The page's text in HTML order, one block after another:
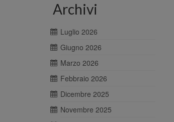
Archivi
Luglio 2026
Giugno 2026
Marzo 2026
Febbraio 2026
Dicembre 2025
Novembre 2025